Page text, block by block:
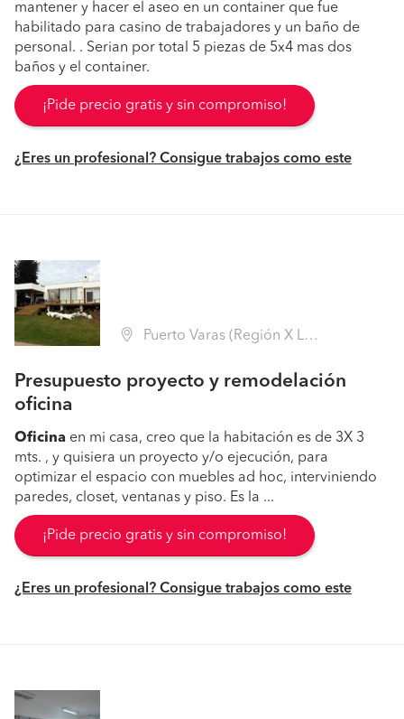
mantener y hacer el aseo en un container que fue
habilitado para casino de trabajadores y un baño de
personal. . Serian por total 5 piezas de 5x4 mas dos
baños y el container.
¡Pide precio gratis y sin compromiso!
¿Eres un profesional? Consigue trabajos como este
Puerto Varas (Región X Los Lagos - Llanquihue)
Presupuesto proyecto y remodelación
oficina
Oficina en mi casa, creo que la habitación es de 3X 3
mts. , y quisiera un proyecto y/o ejecución, para
optimizar el espacio con muebles ad hoc, interviniendo
paredes, closet, ventanas y piso. Es la ...
¡Pide precio gratis y sin compromiso!
¿Eres un profesional? Consigue trabajos como este